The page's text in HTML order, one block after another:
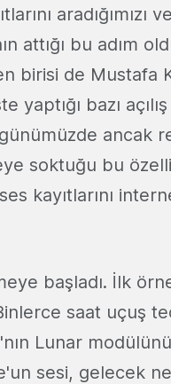
attığı bu adım
birisi de Mustafa
yaptığı bazı
ancak
soktuğu bu
kayıtlarını
başladı. İlk
saat uçuş
Lunar
sesi, gelecek